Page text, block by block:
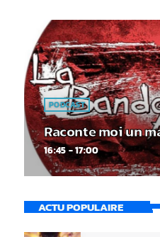
PODCAST
Raconte moi un
16:45 - 17:00
ACTU POPULAIRE